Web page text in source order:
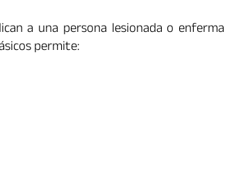
a una persona lesionada o enferma
permite: